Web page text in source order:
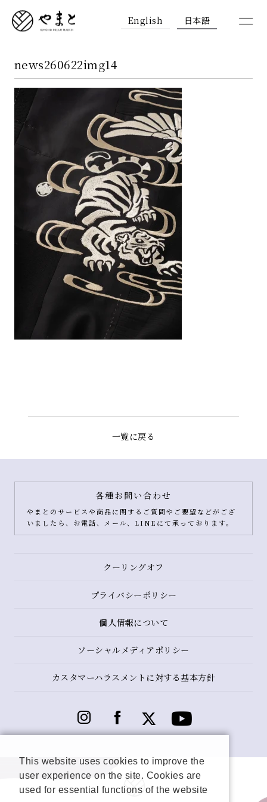
English 日本語
news260622img14
一覧に戻る
各種お問い合わせ
やまとのサービスや商品に関するご質問やご要望などがござ
いましたら、お電話、メール、LINEにて承っております。
クーリングオフ
プライバシーポリシー
個人情報について
ソーシャルメディアポリシー
カスタマーハラスメントに対する基本方針
This website uses cookies to improve the
user experience on the site. Cookies are
used for essential functions of the website